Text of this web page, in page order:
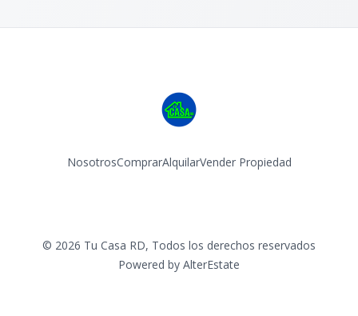
NosotrosComprarAlquilarVender Propiedad
© 2026 Tu Casa RD, Todos los derechos reservados
Powered by AlterEstate